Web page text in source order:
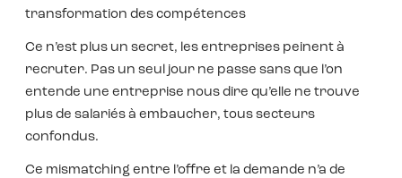
transformation des compétences
Ce n’est plus un secret, les entreprises peinent à
recruter. Pas un seul jour ne passe sans que l’on
entende une entreprise nous dire qu’elle ne trouve
plus de salariés à embaucher, tous secteurs
confondus.
Ce mismatching entre l’offre et la demande n’a de